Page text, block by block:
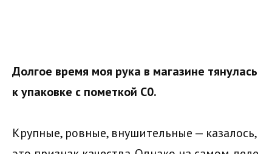
Долгое время моя рука в магазине тянулась
к упаковке с пометкой С0.
Крупные, ровные, внушительные — казалось,